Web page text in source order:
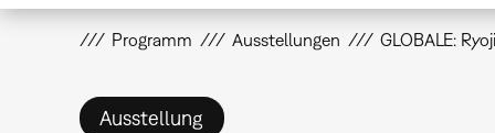
Programm Ausstellungen GLOBALE:
Ausstellung